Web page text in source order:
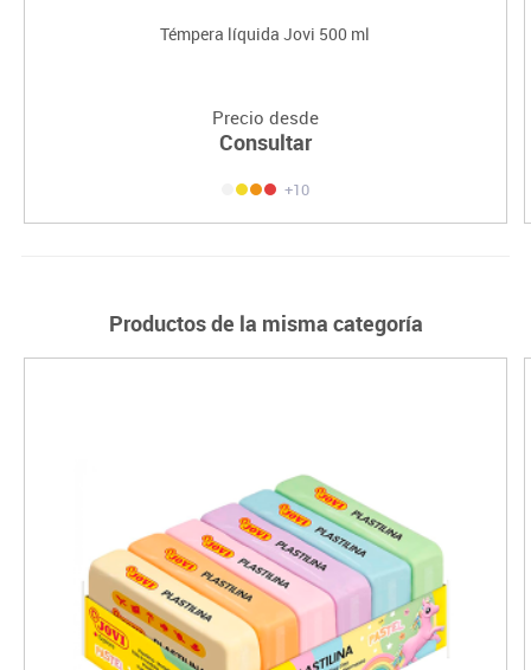
Témpera líquida Jovi 500 ml
Precio desde
Consultar
+10
Productos de la misma categoría